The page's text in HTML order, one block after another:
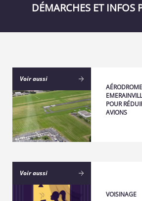
DÉMARCHES ET INFOS
Voir aussi
POUR
AVIONS
Voir aussi
VOISINAGE